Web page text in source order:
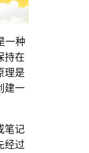
一种
持在
理是
建一
笔记
经过